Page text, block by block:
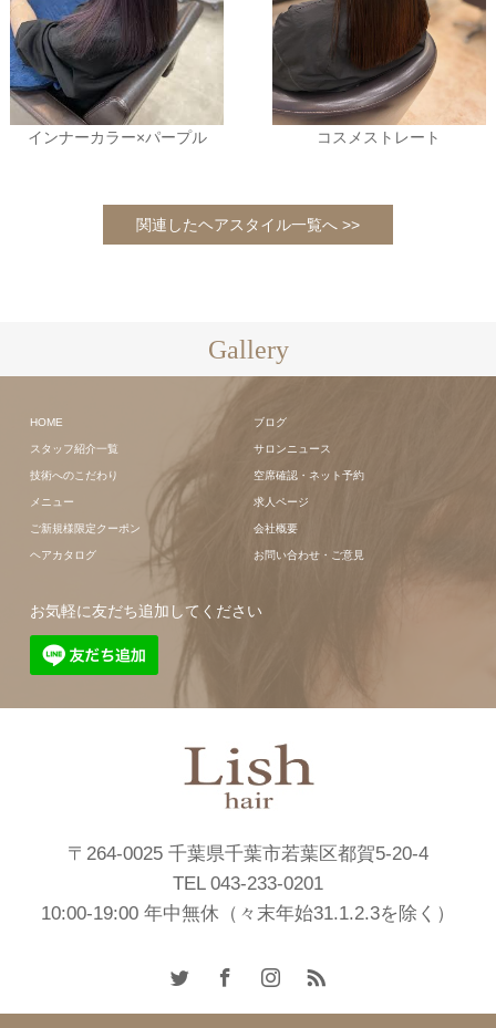
インナーカラー×パープル コスメストレート
関連したヘアスタイル一覧へ >>
Gallery
HOME
スタッフ紹介一覧
技術へのこだわり
メニュー
ご新規様限定クーポン
ヘアカタログ
ブログ
サロンニュース
空席確認・ネット予約
求人ページ
会社概要
お問い合わせ・ご意見
お気軽に友だち追加してください
〒264-0025 千葉県千葉市若葉区都賀5-20-4
TEL 043-233-0201
10:00-19:00 年中無休（々末年始31.1.2.3を除く）